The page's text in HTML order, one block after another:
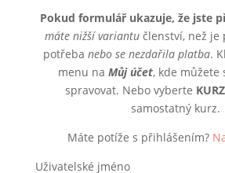
Pokud formulář ukazuje, že jste
máte nižší variantučlenství, než je
potřeba nebo se nezdařila platba.
menu naMůj účet, kde můžete
spravovat. Nebo vyberte
samostatný kurz.
Máte potíže s přihlášením?
Uživatelské jméno